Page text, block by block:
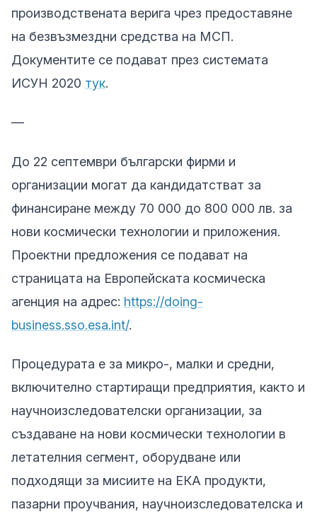
производствената верига чрез предоставяне
на безвъзмездни средства на МСП.
Документите се подават през системата
ИСУН 2020 тук.
—
До 22 септември български фирми и
организации могат да кандидатстват за
финансиране между 70 000 до 800 000 лв. за
нови космически технологии и приложения.
Проектни предложения се подават на
страницата на Европейската космическа
агенция на адрес: https://doing-
business.sso.esa.int/.
Процедурата е за микро-, малки и средни,
включително стартиращи предприятия, както и
научноизследователски организации, за
създаване на нови космически технологии в
летателния сегмент, оборудване или
подходящи за мисиите на ЕКА продукти,
пазарни проучвания, научноизследователска и